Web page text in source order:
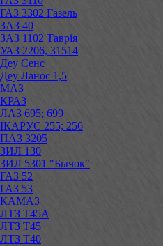
ГАЗ 3302 Газель
ЗАЗ 40
ЗАЗ 1102 Таврія
УАЗ 2206, 31514
Деу Сенс
Деу Ланос 1,5
МАЗ
КРАЗ
ЛАЗ 695; 699
ІКАРУС 255; 256
ПАЗ 3205
ЗИЛ 130
ЗИЛ 5301 "Бычок"
ГАЗ 52
ГАЗ 53
КАМАЗ
ЛТЗ Т45А
ЛТЗ Т45
ЛТЗ Т40